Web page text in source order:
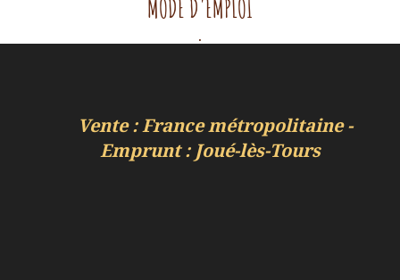
MODE D'EMPLOI
.
Vente : France métropolitaine -
Emprunt : Joué-lès-Tours